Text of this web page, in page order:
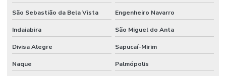
São Sebastião da Bela Vista Engenheiro Navarro
Indaiabira São Miguel do Anta
Divisa Alegre Sapucaí-Mirim
Naque Palmópolis